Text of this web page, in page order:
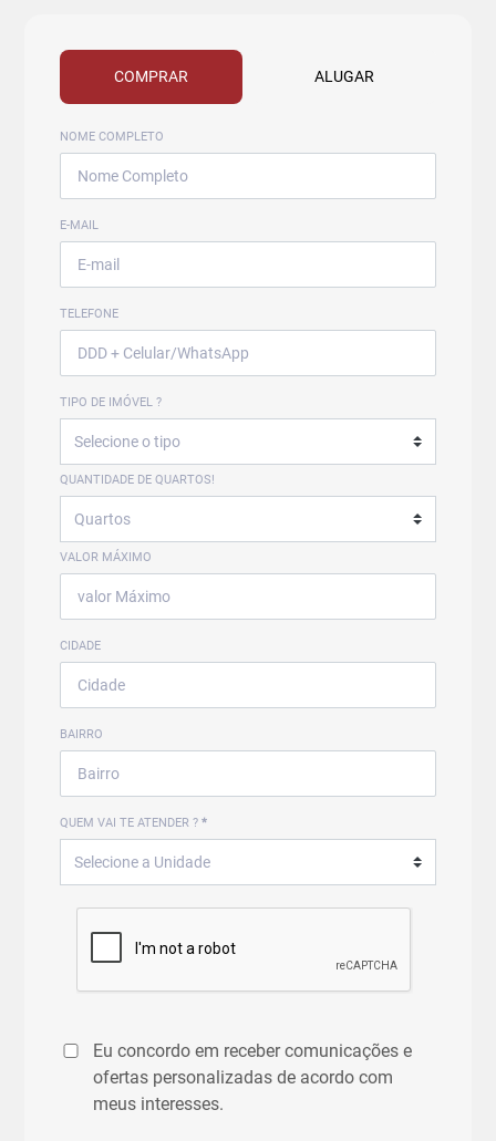
COMPRAR ALUGAR
NOME COMPLETO
E-MAIL
TELEFONE
TIPO DE IMÓVEL ?
QUANTIDADE DE QUARTOS!
VALOR MÁXIMO
CIDADE
BAIRRO
QUEM VAI TE ATENDER ?*
Eu concordo em receber comunicações e
ofertas personalizadas de acordo com
meus interesses.